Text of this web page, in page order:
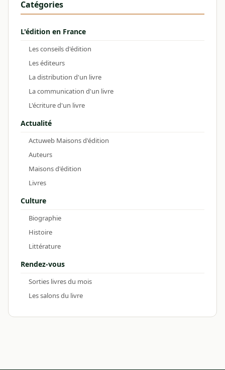
Catégories
L'édition en France
Les conseils d'édition
Les éditeurs
La distribution d'un livre
La communication d'un livre
L'écriture d'un livre
Actualité
Actuweb Maisons d'édition
Auteurs
Maisons d'édition
Livres
Culture
Biographie
Histoire
Littérature
Rendez-vous
Sorties livres du mois
Les salons du livre